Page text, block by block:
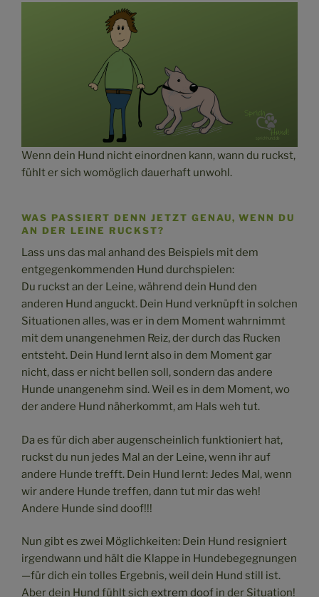
Wenn dein Hund nicht einordnen kann, wann du ruckst,
fühlt er sich womöglich dauerhaft unwohl.
WAS PASSIERT DENN JETZT GENAU, WENN DU
AN DER LEINE RUCKST?
Lass uns das mal anhand des Beispiels mit dem
entgegenkommenden Hund durchspielen:
Du ruckst an der Leine, während dein Hund den
anderen Hund anguckt. Dein Hund verknüpft in solchen
Situationen alles, was er in dem Moment wahrnimmt
mit dem unangenehmen Reiz, der durch das Rucken
entsteht. Dein Hund lernt also in dem Moment gar
nicht, dass er nicht bellen soll, sondern das andere
Hunde unangenehm sind. Weil es in dem Moment, wo
der andere Hund näherkommt, am Hals weh tut.
Da es für dich aber augenscheinlich funktioniert hat,
ruckst du nun jedes Mal an der Leine, wenn ihr auf
andere Hunde trefft. Dein Hund lernt: Jedes Mal, wenn
wir andere Hunde treffen, dann tut mir das weh!
Andere Hunde sind doof!!!
Nun gibt es zwei Möglichkeiten: Dein Hund resigniert
irgendwann und hält die Klappe in Hundebegegnungen
—für dich ein tolles Ergebnis, weil dein Hund still ist.
Aber dein Hund fühlt sich extrem doof in der Situation!